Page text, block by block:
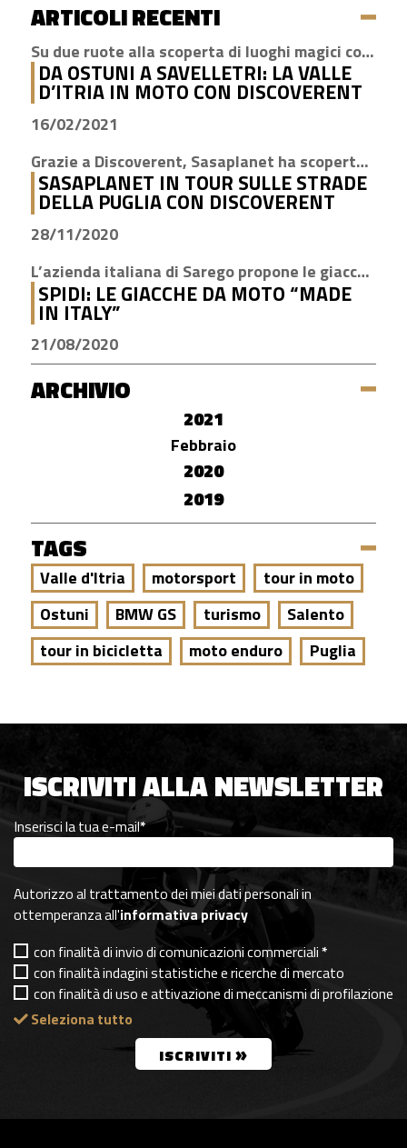
ARTICOLI RECENTI
Su due ruote alla scoperta di luoghi magici come Cisternino, Locorotondo e Alberobello
DA OSTUNI A SAVELLETRI: LA VALLE
D’ITRIA IN MOTO CON DISCOVERENT
16/02/2021
Grazie a Discoverent, Sasaplanet ha scoperto la magia della nostra amata regione
SASAPLANET IN TOUR SULLE STRADE
DELLA PUGLIA CON DISCOVERENT
28/11/2020
L’azienda italiana di Sarego propone le giacche con la tecnologia H2Out, impermeabile, antivento e traspirante
SPIDI: LE GIACCHE DA MOTO “MADE
IN ITALY”
21/08/2020
ARCHIVIO
2021
Febbraio
2020
2019
TAGS
Valle d'Itria motorsport
tour in moto
Ostuni
BMW GS turismo
Salento
tour in bicicletta
moto enduro Puglia
ISCRIVITI ALLA NEWSLETTER
Inserisci la tua e-mail*
Autorizzo al trattamento dei miei dati personali in
ottemperanza all'informativa privacy
con finalità di invio di comunicazioni commerciali*
con finalità indagini statistiche e ricerche di mercato
con finalità di uso e attivazione di meccanismi di profilazione
Seleziona tutto
ISCRIVITI »